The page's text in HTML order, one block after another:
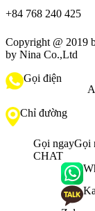
+84 768 240 425
Copyright @ 2019
by Nina Co.,Ltd
Gọi điện
Chỉ đường
Gọi ngayGọi
CHAT